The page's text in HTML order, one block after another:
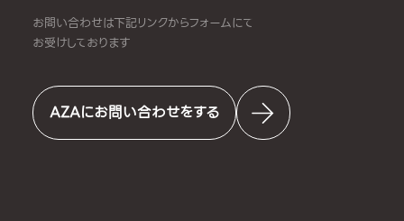
お問い合わせは下記リンクからフォームにて
お受けしております
AZAにお問い合わせをする